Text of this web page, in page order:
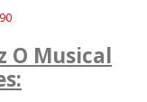
O Musical